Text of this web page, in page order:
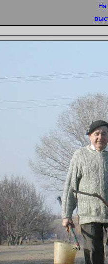
На